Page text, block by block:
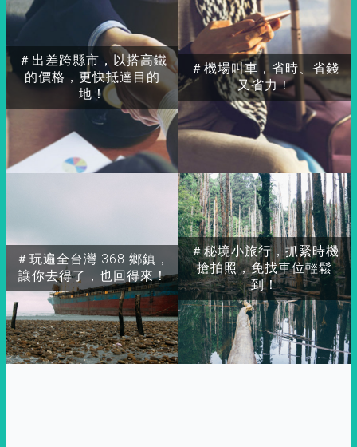
＃出差跨縣市，以搭高鐵
的價格，更快抵達目的
地！
＃玩遍全台灣 368 鄉鎮，
讓你去得了，也回得來！
＃秘境小旅行，抓緊時機
搶拍照，免找車位輕鬆
到！
＃機場叫車，省時、省錢
又省力！